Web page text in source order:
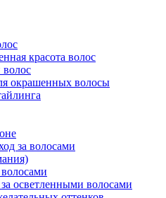
красота волос
волос
окрашенных волосы
за волосами
осветленными волосами